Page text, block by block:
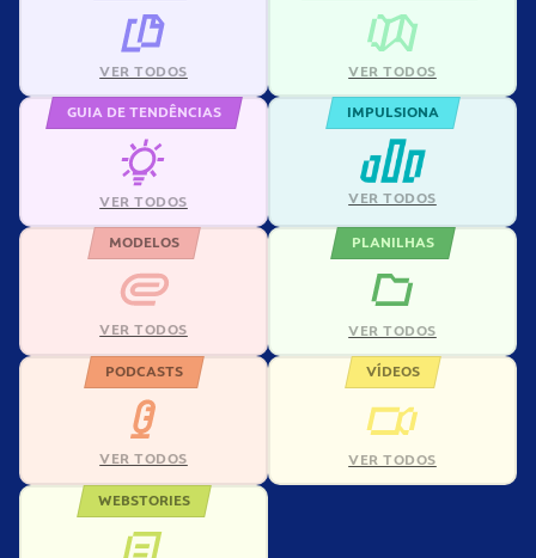
VER TODOS VER TODOS
GUIA DE TENDÊNCIAS
VER TODOS
IMPULSIONA
VER TODOS
MODELOS
VER TODOS
PLANILHAS
VER TODOS
PODCASTS
VER TODOS
VÍDEOS
VER TODOS
WEBSTORIES